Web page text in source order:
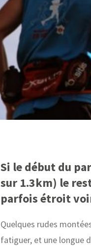
Si le début du
sur 1.3km) le
parfois étroit
Quelques rudes
fatiguer, et une longue